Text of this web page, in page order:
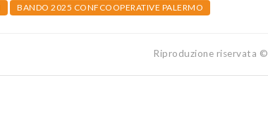
BANDO 2025 CONFCOOPERATIVE PALERMO
Riproduzione riservata ©